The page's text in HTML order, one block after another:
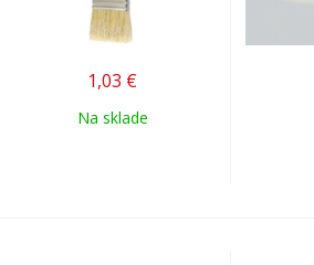
1,03 €
Na sklade